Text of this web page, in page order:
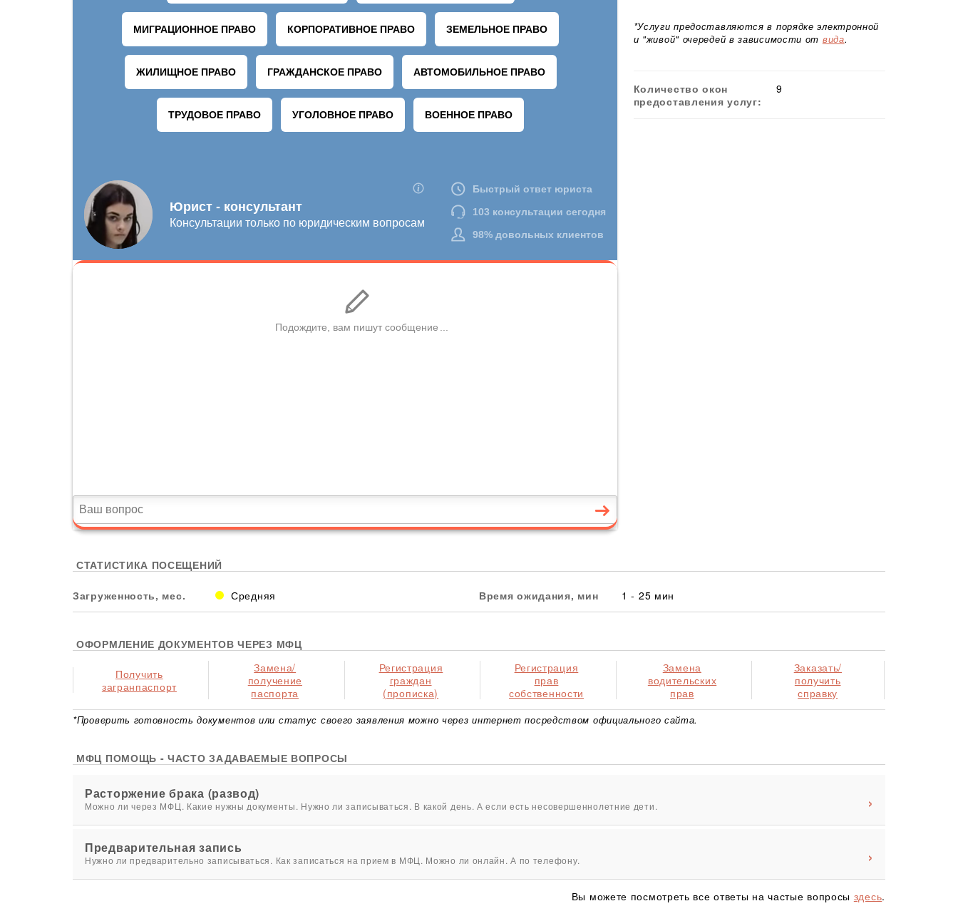
*Услуги предоставляются в порядке электронной
и "живой" очередей в зависимости от вида.
Количество окон
предоставления услуг:
9
СТАТИСТИКА ПОСЕЩЕНИЙ
Загруженность, мес. Средняя Время ожидания, мин 1 - 25 мин
ОФОРМЛЕНИЕ ДОКУМЕНТОВ ЧЕРЕЗ МФЦ
Получить
загранпаспорт
Замена/
получение
паспорта
Регистрация
граждан
(прописка)
Регистрация
прав
собственности
Замена
водительских
прав
Заказать/
получить
справку
*Проверить готовность документов или статус своего заявления можно через интернет посредством официального сайта.
МФЦ ПОМОЩЬ - ЧАСТО ЗАДАВАЕМЫЕ ВОПРОСЫ
Расторжение брака (развод)
Можно ли через МФЦ. Какие нужны документы. Нужно ли записываться. В какой день. А если есть несовершеннолетние дети.
Предварительная запись
Нужно ли предварительно записываться. Как записаться на прием в МФЦ. Можно ли онлайн. А по телефону.
Вы можете посмотреть все ответы на частые вопросы здесь.